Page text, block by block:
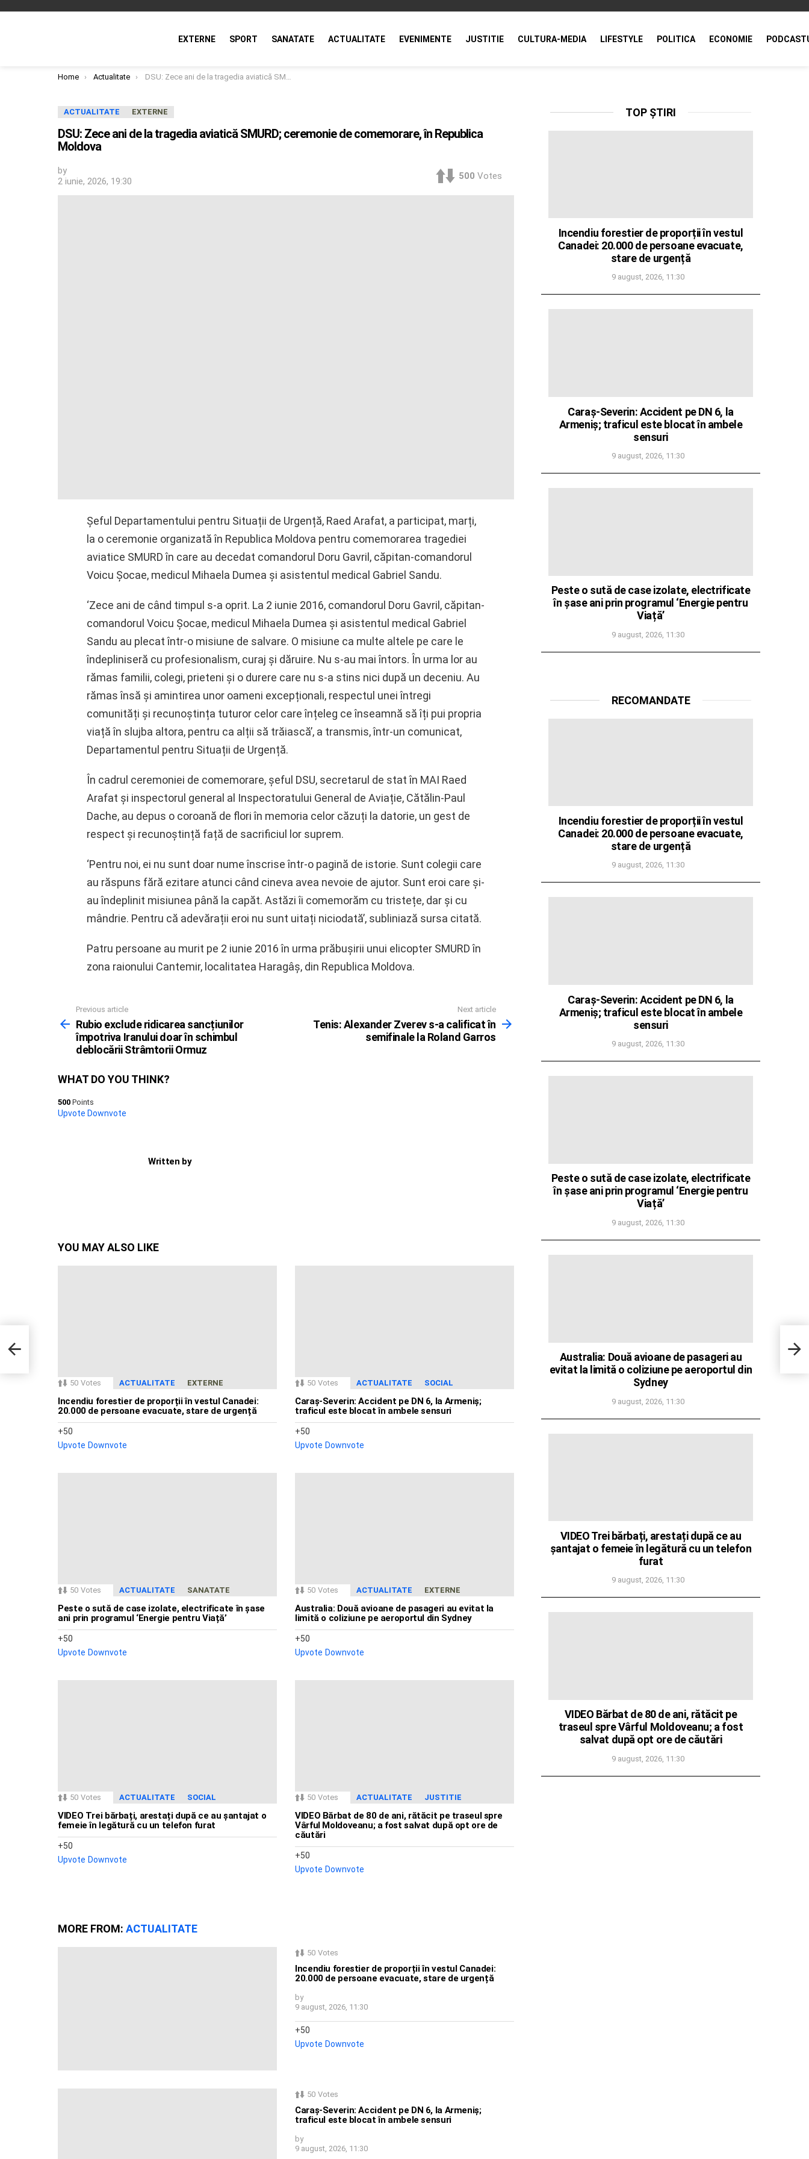
EXTERNE SPORT SANATATE ACTUALITATE EVENIMENTE JUSTITIE CULTURA-MEDIA LIFESTYLE POLITICA ECONOMIE
You are here:
Home Actualitate DSU: Zece ani de la tragedia aviatică SMURD; ceremonie de comemorare, în Republica Moldova
ACTUALITATE EXTERNE
DSU: Zece ani de la tragedia aviatică SMURD; ceremonie de comemorare, în Republica
Moldova
by
2 iunie, 2026, 19:30
500 Votes
Șeful Departamentului pentru Situații de Urgență, Raed Arafat, a participat, marți,
la o ceremonie organizată în Republica Moldova pentru comemorarea tragediei
aviatice SMURD în care au decedat comandorul Doru Gavril, căpitan-comandorul
Voicu Șocae, medicul Mihaela Dumea și asistentul medical Gabriel Sandu.
‘Zece ani de când timpul s-a oprit. La 2 iunie 2016, comandorul Doru Gavril, căpitan-
comandorul Voicu Șocae, medicul Mihaela Dumea și asistentul medical Gabriel
Sandu au plecat într-o misiune de salvare. O misiune ca multe altele pe care le
îndepliniseră cu profesionalism, curaj și dăruire. Nu s-au mai întors. În urma lor au
rămas familii, colegi, prieteni și o durere care nu s-a stins nici după un deceniu. Au
rămas însă și amintirea unor oameni excepționali, respectul unei întregi
comunități și recunoștința tuturor celor care înțeleg ce înseamnă să îți pui propria
viață în slujba altora, pentru ca alții să trăiască’, a transmis, într-un comunicat,
Departamentul pentru Situații de Urgență.
În cadrul ceremoniei de comemorare, șeful DSU, secretarul de stat în MAI Raed
Arafat și inspectorul general al Inspectoratului General de Aviație, Cătălin-Paul
Dache, au depus o coroană de flori în memoria celor căzuți la datorie, un gest de
respect și recunoștință față de sacrificiul lor suprem.
‘Pentru noi, ei nu sunt doar nume înscrise într-o pagină de istorie. Sunt colegii care
au răspuns fără ezitare atunci când cineva avea nevoie de ajutor. Sunt eroi care și-
au îndeplinit misiunea până la capăt. Astăzi îi comemorăm cu tristețe, dar și cu
mândrie. Pentru că adevărații eroi nu sunt uitați niciodată’, subliniază sursa citată.
Patru persoane au murit pe 2 iunie 2016 în urma prăbușirii unui elicopter SMURD în
zona raionului Cantemir, localitatea Haragâș, din Republica Moldova.
more
Previous article
Rubio exclude ridicarea sancțiunilor
împotriva Iranului doar în schimbul
deblocării Strâmtorii Ormuz
Next article
Tenis: Alexander Zverev s-a calificat în
semifinale la Roland Garros
WHAT DO YOU THINK?
500 Points
Upvote Downvote
Written by
YOU MAY ALSO LIKE
50 Votes ACTUALITATE EXTERNE
Incendiu forestier de proporții în vestul Canadei:
20.000 de persoane evacuate, stare de urgență
50
Upvote Downvote
50 Votes ACTUALITATE SOCIAL
Caraș-Severin: Accident pe DN 6, la Armeniș;
traficul este blocat în ambele sensuri
50
Upvote Downvote
50 Votes ACTUALITATE SANATATE
Peste o sută de case izolate, electrificate în șase
ani prin programul ‘Energie pentru Viață’
50
Upvote Downvote
50 Votes ACTUALITATE EXTERNE
Australia: Două avioane de pasageri au evitat la
limită o coliziune pe aeroportul din Sydney
50
Upvote Downvote
50 Votes ACTUALITATE SOCIAL
VIDEO Trei bărbați, arestați după ce au șantajat o
femeie în legătură cu un telefon furat
50
Upvote Downvote
50 Votes ACTUALITATE JUSTITIE
VIDEO Bărbat de 80 de ani, rătăcit pe traseul spre
Vârful Moldoveanu; a fost salvat după opt ore de
căutări
50
Upvote Downvote
MORE FROM: ACTUALITATE
50 Votes
Incendiu forestier de proporții în vestul Canadei:
20.000 de persoane evacuate, stare de urgență
by
9 august, 2026, 11:30
50
Upvote Downvote
50 Votes
Caraș-Severin: Accident pe DN 6, la Armeniș;
traficul este blocat în ambele sensuri
by
9 august, 2026, 11:30
TOP ȘTIRI
Incendiu forestier de proporții în vestul
Canadei: 20.000 de persoane evacuate,
stare de urgență
9 august, 2026, 11:30
Caraș-Severin: Accident pe DN 6, la
Armeniș; traficul este blocat în ambele
sensuri
9 august, 2026, 11:30
Peste o sută de case izolate, electrificate
în șase ani prin programul ‘Energie pentru
Viață’
9 august, 2026, 11:30
RECOMANDATE
Incendiu forestier de proporții în vestul
Canadei: 20.000 de persoane evacuate,
stare de urgență
9 august, 2026, 11:30
Caraș-Severin: Accident pe DN 6, la
Armeniș; traficul este blocat în ambele
sensuri
9 august, 2026, 11:30
Peste o sută de case izolate, electrificate
în șase ani prin programul ‘Energie pentru
Viață’
9 august, 2026, 11:30
Australia: Două avioane de pasageri au
evitat la limită o coliziune pe aeroportul din
Sydney
9 august, 2026, 11:30
VIDEO Trei bărbați, arestați după ce au
șantajat o femeie în legătură cu un telefon
furat
9 august, 2026, 11:30
VIDEO Bărbat de 80 de ani, rătăcit pe
traseul spre Vârful Moldoveanu; a fost
salvat după opt ore de căutări
9 august, 2026, 11:30